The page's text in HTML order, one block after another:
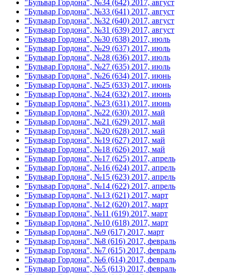
"Бульвар Гордона", №34 (642) 2017, август
"Бульвар Гордона", №33 (641) 2017, август
"Бульвар Гордона", №32 (640) 2017, август
"Бульвар Гордона", №31 (639) 2017, август
"Бульвар Гордона", №30 (638) 2017, июль
"Бульвар Гордона", №29 (637) 2017, июль
"Бульвар Гордона", №28 (636) 2017, июль
"Бульвар Гордона", №27 (635) 2017, июль
"Бульвар Гордона", №26 (634) 2017, июнь
"Бульвар Гордона", №25 (633) 2017, июнь
"Бульвар Гордона", №24 (632) 2017, июнь
"Бульвар Гордона", №23 (631) 2017, июнь
"Бульвар Гордона", №22 (630) 2017, май
"Бульвар Гордона", №21 (629) 2017, май
"Бульвар Гордона", №20 (628) 2017, май
"Бульвар Гордона", №19 (627) 2017, май
"Бульвар Гордона", №18 (626) 2017, май
"Бульвар Гордона", №17 (625) 2017, апрель
"Бульвар Гордона", №16 (624) 2017, апрель
"Бульвар Гордона", №15 (623) 2017, апрель
"Бульвар Гордона", №14 (622) 2017, апрель
"Бульвар Гордона", №13 (621) 2017, март
"Бульвар Гордона", №12 (620) 2017, март
"Бульвар Гордона", №11 (619) 2017, март
"Бульвар Гордона", №10 (618) 2017, март
"Бульвар Гордона", №9 (617) 2017, март
"Бульвар Гордона", №8 (616) 2017, февраль
"Бульвар Гордона", №7 (615) 2017, февраль
"Бульвар Гордона", №6 (614) 2017, февраль
"Бульвар Гордона", №5 (613) 2017, февраль